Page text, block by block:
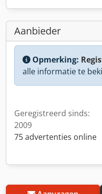
Aanbieder
Opmerking:
alle informatie te
Geregistreerd sinds:
2009
75 advertenties online